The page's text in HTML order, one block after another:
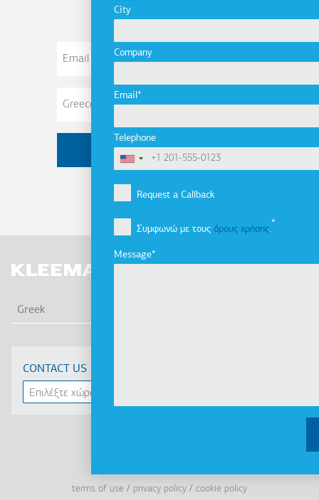
City
Company
Email
Telephone
Request a Callback
Συμφωνώ με τους όρους χρήσης.
Message
Email
Greek
CONTACT US
LinkedinFacebook
YoutubeInstagram
terms of use privacy policy cookie policy